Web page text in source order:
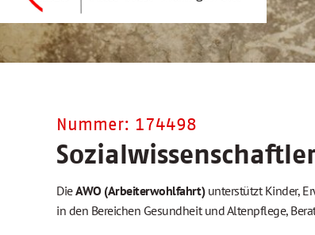
Nummer: 174498
DieAWO (Arbeiterwohlfahrt)unterstützt Kinder,
in den Bereichen Gesundheit und Altenpflege,